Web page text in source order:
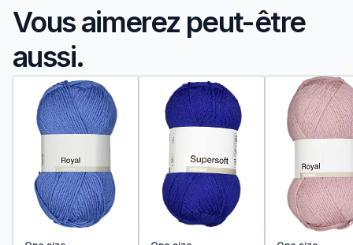
Vous aimerez peut-être
aussi.